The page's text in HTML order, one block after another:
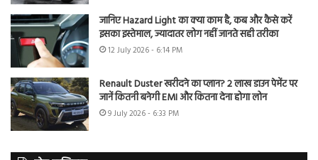
जानिए Hazard Light का क्या काम है, कब और कैसे करें
इसका इस्तेमाल, ज्यादातर लोग नहीं जानते सही तरीका
12 July 2026 - 6:14 PM
Renault Duster खरीदने का प्लान? 2 लाख डाउन पेमेंट पर
जानें कितनी बनेगी EMI और कितना देना होगा लोन
9 July 2026 - 6:33 PM